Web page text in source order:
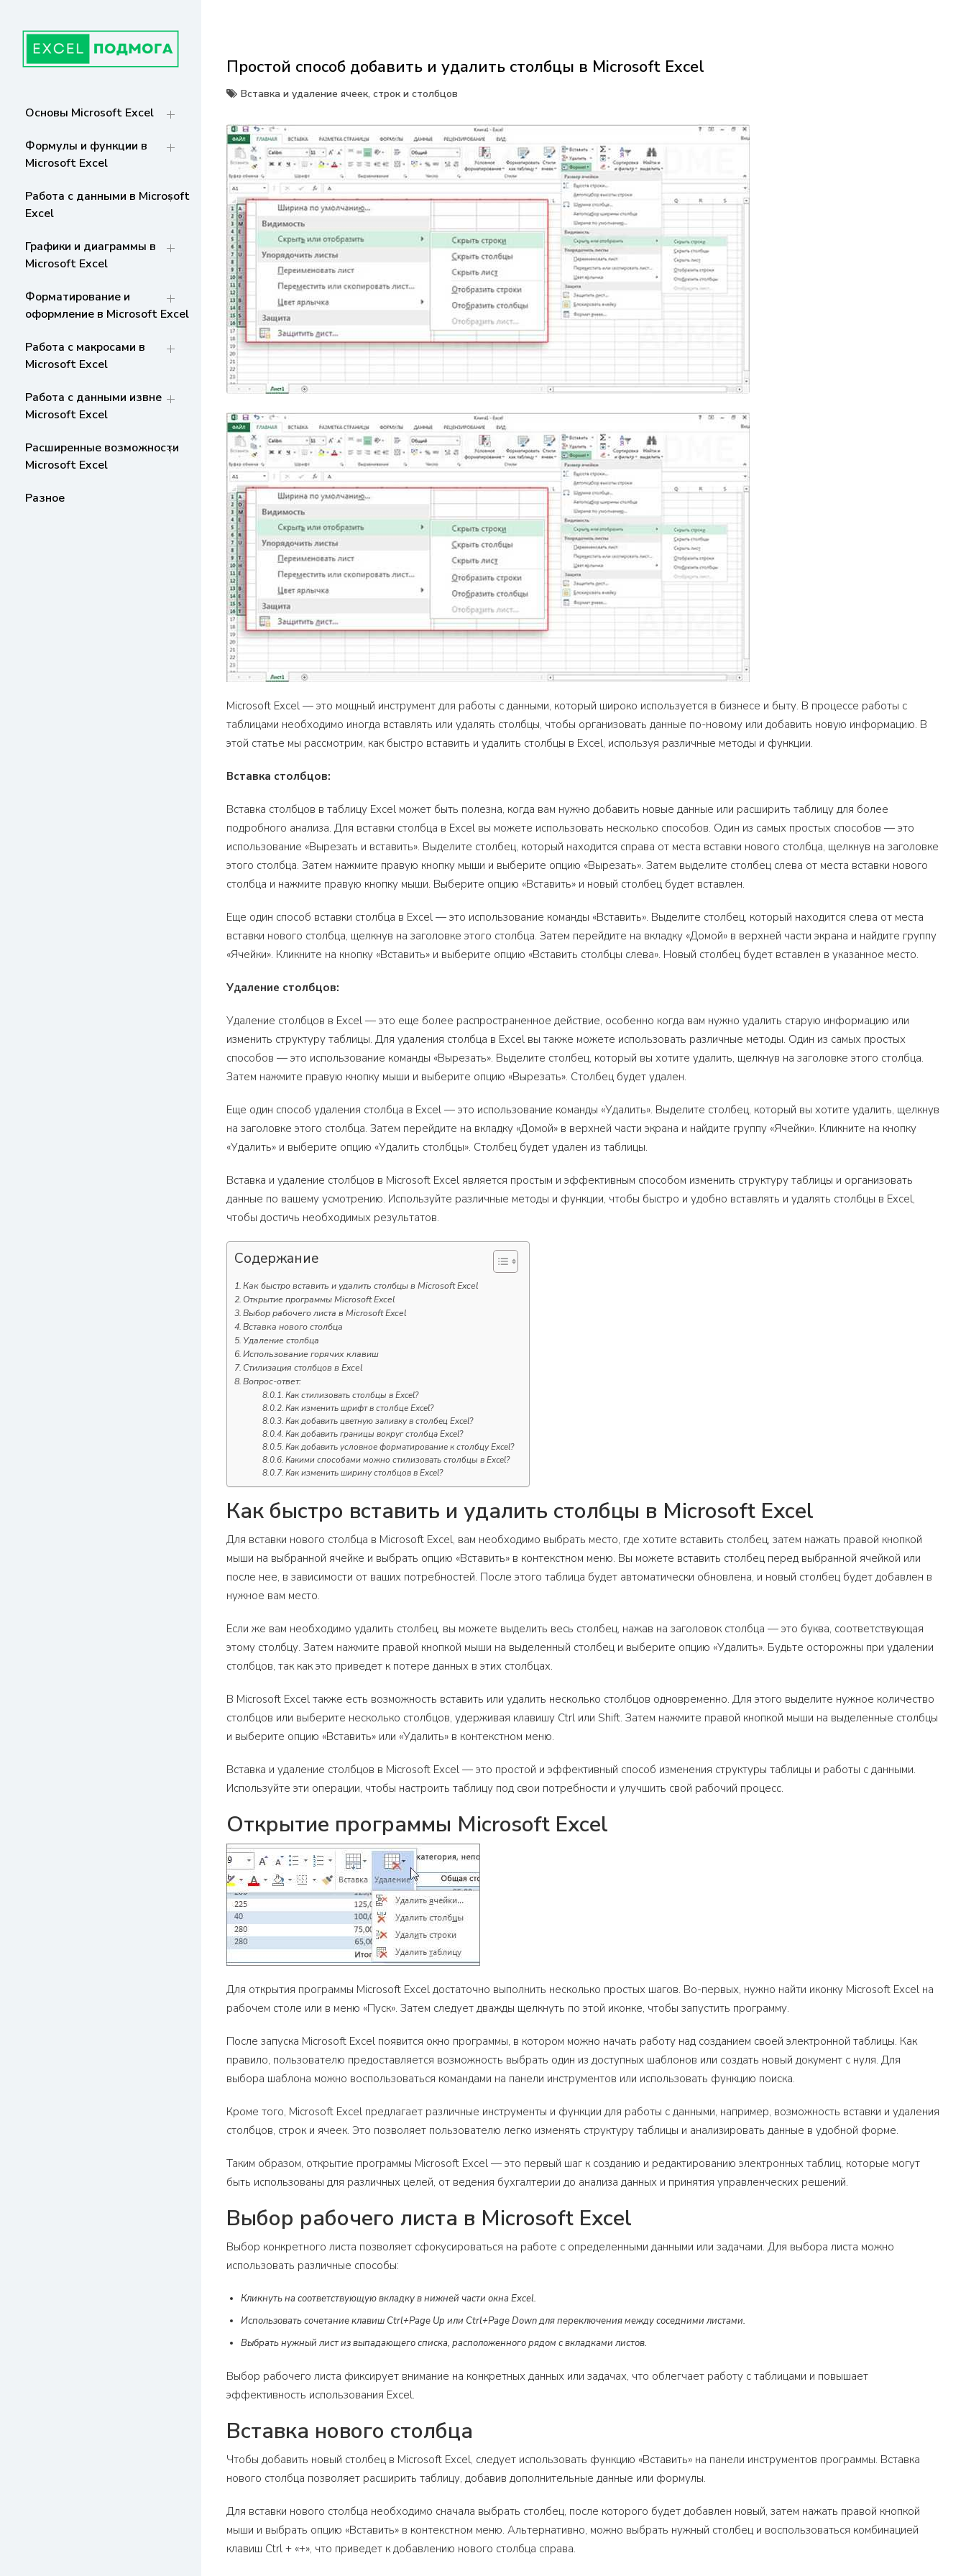
содержанию
СТРАНИЦА
путь к экспертности!
Основы Microsoft Excel
Формулы и функции в
Microsoft Excel
Работа с данными в Microsoft
Excel
Графики и диаграммы в
Microsoft Excel
Форматирование и
оформление в Microsoft Excel
Работа с макросами в
Microsoft Excel
Работа с данными извне
Microsoft Excel
Расширенные возможности
Microsoft Excel
Разное
Простой способ добавить и удалить столбцы в Microsoft Excel
Вставка и удаление ячеек, строк и столбцов
Microsoft Excel — это мощный инструмент для работы с данными, который широко используется в бизнесе и быту. В процессе работы с
таблицами необходимо иногда вставлять или удалять столбцы, чтобы организовать данные по-новому или добавить новую информацию. В
этой статье мы рассмотрим, как быстро вставить и удалить столбцы в Excel, используя различные методы и функции.
Вставка столбцов:
Вставка столбцов в таблицу Excel может быть полезна, когда вам нужно добавить новые данные или расширить таблицу для более
подробного анализа. Для вставки столбца в Excel вы можете использовать несколько способов. Один из самых простых способов — это
использование «Вырезать и вставить». Выделите столбец, который находится справа от места вставки нового столбца, щелкнув на заголовке
этого столбца. Затем нажмите правую кнопку мыши и выберите опцию «Вырезать». Затем выделите столбец слева от места вставки нового
столбца и нажмите правую кнопку мыши. Выберите опцию «Вставить» и новый столбец будет вставлен.
Еще один способ вставки столбца в Excel — это использование команды «Вставить». Выделите столбец, который находится слева от места
вставки нового столбца, щелкнув на заголовке этого столбца. Затем перейдите на вкладку «Домой» в верхней части экрана и найдите группу
«Ячейки». Кликните на кнопку «Вставить» и выберите опцию «Вставить столбцы слева». Новый столбец будет вставлен в указанное место.
Удаление столбцов:
Удаление столбцов в Excel — это еще более распространенное действие, особенно когда вам нужно удалить старую информацию или
изменить структуру таблицы. Для удаления столбца в Excel вы также можете использовать различные методы. Один из самых простых
способов — это использование команды «Вырезать». Выделите столбец, который вы хотите удалить, щелкнув на заголовке этого столбца.
Затем нажмите правую кнопку мыши и выберите опцию «Вырезать». Столбец будет удален.
Еще один способ удаления столбца в Excel — это использование команды «Удалить». Выделите столбец, который вы хотите удалить, щелкнув
на заголовке этого столбца. Затем перейдите на вкладку «Домой» в верхней части экрана и найдите группу «Ячейки». Кликните на кнопку
«Удалить» и выберите опцию «Удалить столбцы». Столбец будет удален из таблицы.
Вставка и удаление столбцов в Microsoft Excel является простым и эффективным способом изменить структуру таблицы и организовать
данные по вашему усмотрению. Используйте различные методы и функции, чтобы быстро и удобно вставлять и удалять столбцы в Excel,
чтобы достичь необходимых результатов.
Содержание
Как быстро вставить и удалить столбцы в Microsoft Excel
Открытие программы Microsoft Excel
Выбор рабочего листа в Microsoft Excel
Вставка нового столбца
Удаление столбца
Использование горячих клавиш
Стилизация столбцов в Excel
Вопрос-ответ:
Как стилизовать столбцы в Excel?
Как изменить шрифт в столбце Excel?
Как добавить цветную заливку в столбец Excel?
Как добавить границы вокруг столбца Excel?
Как добавить условное форматирование к столбцу Excel?
Какими способами можно стилизовать столбцы в Excel?
Как изменить ширину столбцов в Excel?
Как быстро вставить и удалить столбцы в Microsoft Excel
Для вставки нового столбца в Microsoft Excel, вам необходимо выбрать место, где хотите вставить столбец, затем нажать правой кнопкой
мыши на выбранной ячейке и выбрать опцию «Вставить» в контекстном меню. Вы можете вставить столбец перед выбранной ячейкой или
после нее, в зависимости от ваших потребностей. После этого таблица будет автоматически обновлена, и новый столбец будет добавлен в
нужное вам место.
Если же вам необходимо удалить столбец, вы можете выделить весь столбец, нажав на заголовок столбца — это буква, соответствующая
этому столбцу. Затем нажмите правой кнопкой мыши на выделенный столбец и выберите опцию «Удалить». Будьте осторожны при удалении
столбцов, так как это приведет к потере данных в этих столбцах.
В Microsoft Excel также есть возможность вставить или удалить несколько столбцов одновременно. Для этого выделите нужное количество
столбцов или выберите несколько столбцов, удерживая клавишу Ctrl или Shift. Затем нажмите правой кнопкой мыши на выделенные столбцы
и выберите опцию «Вставить» или «Удалить» в контекстном меню.
Вставка и удаление столбцов в Microsoft Excel — это простой и эффективный способ изменения структуры таблицы и работы с данными.
Используйте эти операции, чтобы настроить таблицу под свои потребности и улучшить свой рабочий процесс.
Открытие программы Microsoft Excel
Для открытия программы Microsoft Excel достаточно выполнить несколько простых шагов. Во-первых, нужно найти иконку Microsoft Excel на
рабочем столе или в меню «Пуск». Затем следует дважды щелкнуть по этой иконке, чтобы запустить программу.
После запуска Microsoft Excel появится окно программы, в котором можно начать работу над созданием своей электронной таблицы. Как
правило, пользователю предоставляется возможность выбрать один из доступных шаблонов или создать новый документ с нуля. Для
выбора шаблона можно воспользоваться командами на панели инструментов или использовать функцию поиска.
Кроме того, Microsoft Excel предлагает различные инструменты и функции для работы с данными, например, возможность вставки и удаления
столбцов, строк и ячеек. Это позволяет пользователю легко изменять структуру таблицы и анализировать данные в удобной форме.
Таким образом, открытие программы Microsoft Excel — это первый шаг к созданию и редактированию электронных таблиц, которые могут
быть использованы для различных целей, от ведения бухгалтерии до анализа данных и принятия управленческих решений.
Выбор рабочего листа в Microsoft Excel
Выбор конкретного листа позволяет сфокусироваться на работе с определенными данными или задачами. Для выбора листа можно
использовать различные способы:
Кликнуть на соответствующую вкладку в нижней части окна Excel.
Использовать сочетание клавиш Ctrl+Page Up или Ctrl+Page Down для переключения между соседними листами.
Выбрать нужный лист из выпадающего списка, расположенного рядом с вкладками листов.
Выбор рабочего листа фиксирует внимание на конкретных данных или задачах, что облегчает работу с таблицами и повышает
эффективность использования Excel.
Вставка нового столбца
Чтобы добавить новый столбец в Microsoft Excel, следует использовать функцию «Вставить» на панели инструментов программы. Вставка
нового столбца позволяет расширить таблицу, добавив дополнительные данные или формулы.
Для вставки нового столбца необходимо сначала выбрать столбец, после которого будет добавлен новый, затем нажать правой кнопкой
мыши и выбрать опцию «Вставить» в контекстном меню. Альтернативно, можно выбрать нужный столбец и воспользоваться комбинацией
клавиш Ctrl + «+», что приведет к добавлению нового столбца справа.